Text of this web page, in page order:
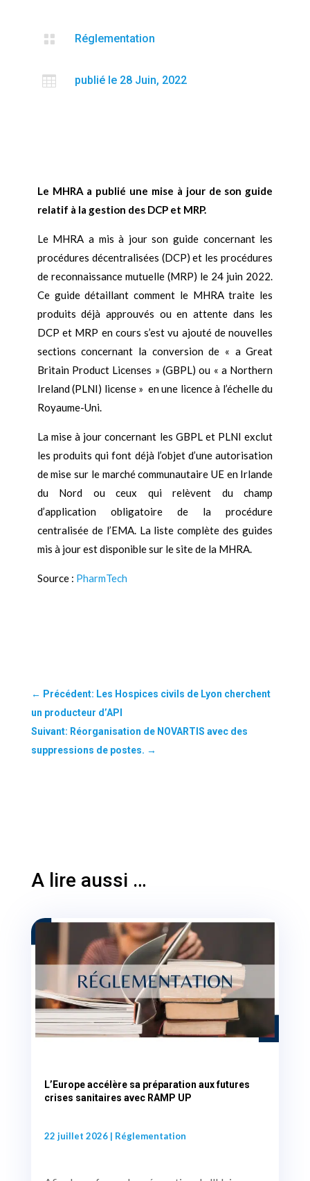
 Réglementation
 publié le 28 Juin, 2022
Le MHRA a publié une mise à jour de son guide
relatif à la gestion des DCP et MRP.
Le MHRA a mis à jour son guide concernant les
procédures décentralisées (DCP) et les procédures
de reconnaissance mutuelle (MRP) le 24 juin 2022.
Ce guide détaillant comment le MHRA traite les
produits déjà approuvés ou en attente dans les
DCP et MRP en cours s’est vu ajouté de nouvelles
sections concernant la conversion de « aGreat
Britain Product Licenses » (GBPL) ou « a Northern
Ireland (PLNI) license » en une licence à l’échelle du
Royaume-Uni.
La mise à jour concernant les GBPL et PLNI exclut
les produits qui font déjà l’objet d’une autorisation
de mise sur le marché communautaire UE en Irlande
du Nord ou ceux qui relèvent du champ
d’application obligatoire de la procédure
centralisée de l’EMA. La liste complète des guides
mis à jour est disponible sur le site de la MHRA.
Source : PharmTech
← Précédent: Les Hospices civils de Lyon cherchent
un producteur d’API
Suivant: Réorganisation de NOVARTIS avec des
suppressions de postes. →
A lire aussi …
L’Europe accélère sa préparation aux futures
crises sanitaires avec RAMP UP
22 juillet 2026| Réglementation